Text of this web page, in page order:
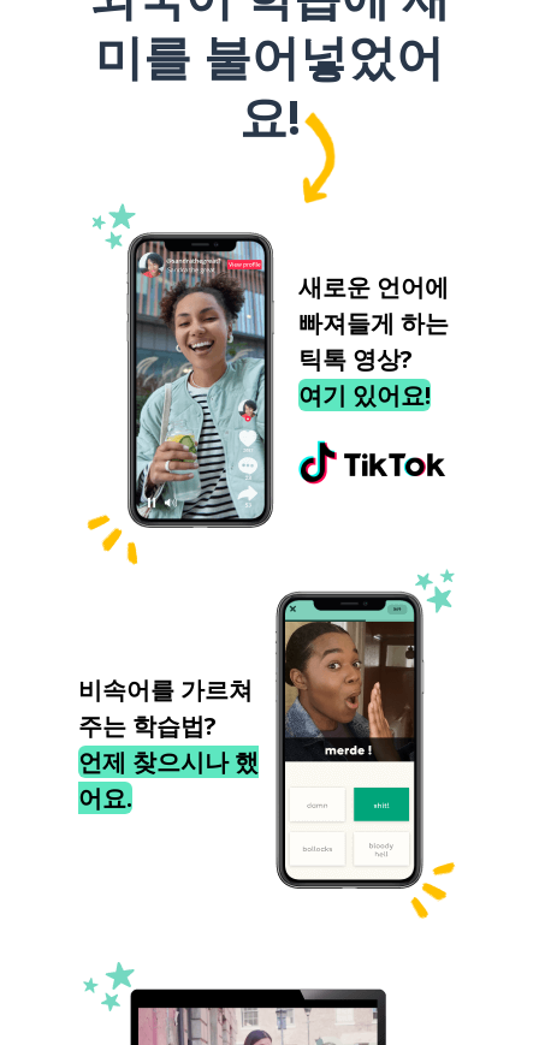
미를 불어넣었어
요!
새로운 언어에
빠져들게 하는
틱톡 영상?
여기 있어요!
비속어를 가르쳐
주는 학습법?
언제 찾으시나 했
어요.